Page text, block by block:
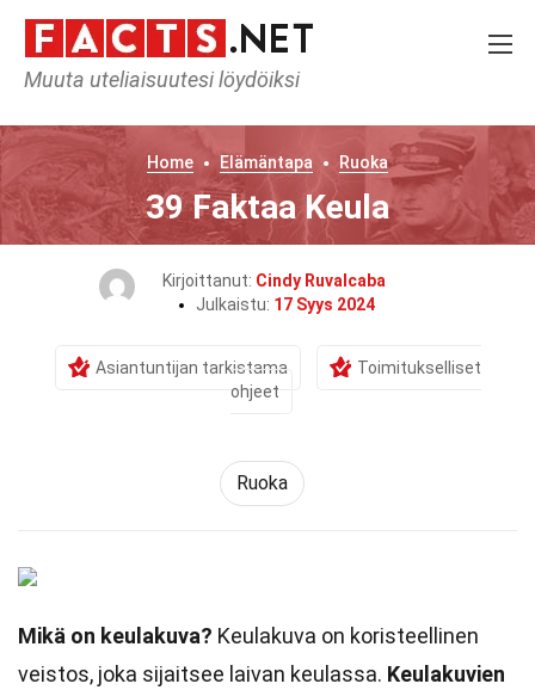
Muuta uteliaisuutesi löydöiksi
Home Elämäntapa Ruoka
39 Faktaa Keula
Kirjoittanut: Cindy Ruvalcaba
Julkaistu: 17 Syys 2024
Asiantuntijan tarkistama
Toimitukselliset
ohjeet
Ruoka
Mikä on keulakuva? Keulakuva on koristeellinen
veistos, joka sijaitsee laivan keulassa. Keulakuvien